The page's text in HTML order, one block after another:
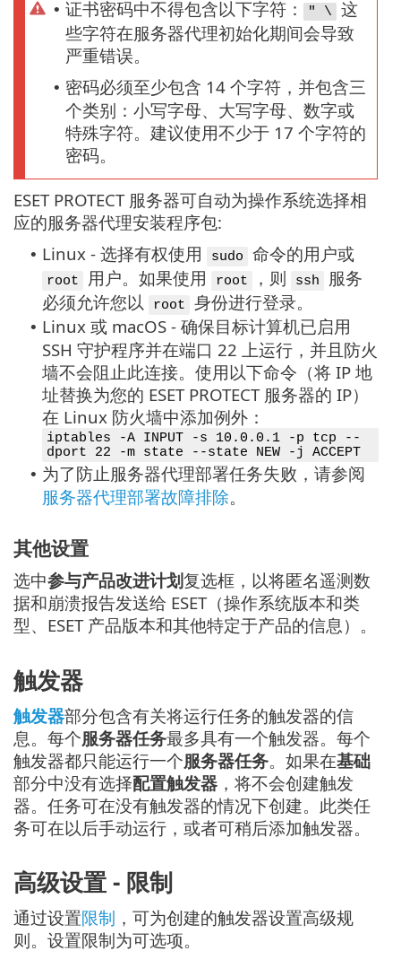
• 证书密码中不得包含以下字符： " \
这
些字符在服务器代理初始化期间会导致
严重错误。
• 密码必须至少包含 14 个字符，并包含三
个类别：小写字母、大写字母、数字或
特殊字符。建议使用不少于 17 个字符的
密码。
ESET PROTECT 服务器可自动为操作系统选择相
应的服务器代理安装程序包:
• Linux - 选择有权使用 sudo 命令的用户或
root 用户。如果使用 root ，则 ssh
服务
必须允许您以
root 身份进行登录。
• Linux 或 macOS - 确保目标计算机已启用
SSH 守护程序并在端口 22 上运行，并且防火
墙不会阻止此连接。使用以下命令（将 IP 地
址替换为您的 ESET PROTECT 服务器的 IP）
在 Linux 防火墙中添加例外：
iptables -A INPUT -s 10.0.0.1 -p tcp --
dport 22 -m state --state NEW -j ACCEPT
• 为了防止服务器代理部署任务失败，请参阅
服务器代理部署故障排除。
其他设置
选中参与产品改进计划复选框，以将匿名遥测数
据和崩溃报告发送给 ESET（操作系统版本和类
型、ESET 产品版本和其他特定于产品的信息）。
触发器
触发器部分包含有关将运行任务的触发器的信
息。每个服务器任务最多具有一个触发器。每个
触发器都只能运行一个服务器任务。如果在基础
部分中没有选择配置触发器 ，将不会创建触发
器。任务可在没有触发器的情况下创建。此类任
务可在以后手动运行，或者可稍后添加触发器。
高级设置 - 限制
通过设置限制 ，可为创建的触发器设置高级规
则。设置限制为可选项。